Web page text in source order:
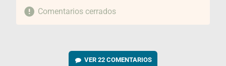
Comentarios cerrados
VER 22 COMENTARIOS